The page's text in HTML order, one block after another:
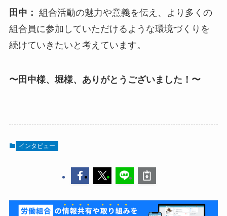
田中： 組合活動の魅力や意義を伝え、より多くの
組合員に参加していただけるような環境づくりを
続けていきたいと考えています。
〜田中様、堀様、ありがとうございました！〜
インタビュー